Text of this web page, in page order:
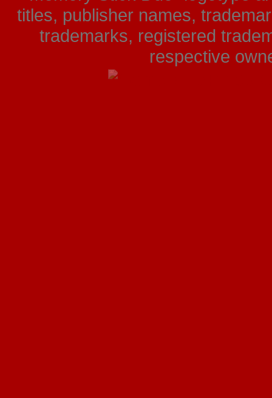
titles, publisher names,
trademarks, registered
respective